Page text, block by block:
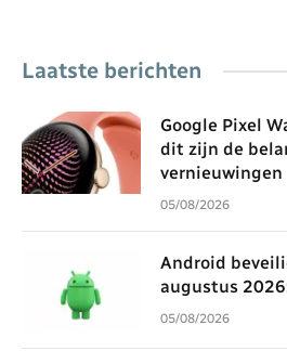
Laatste berichten
Google Pixel
dit zijn de
vernieuwingen
05/08/2026
Android
augustus
05/08/2026